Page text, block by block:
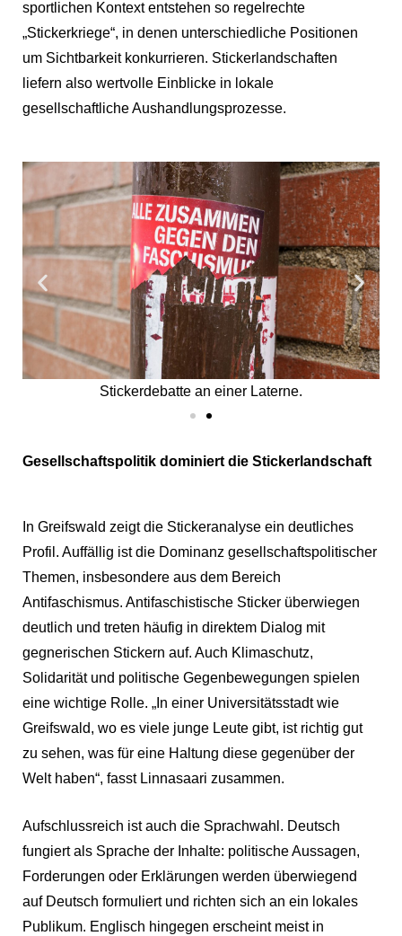
sportlichen Kontext entstehen so regelrechte
„Stickerkriege“, in denen unterschiedliche Positionen
um Sichtbarkeit konkurrieren. Stickerlandschaften
liefern also wertvolle Einblicke in lokale
gesellschaftliche Aushandlungsprozesse.
Stickerdebatte an einer Laterne.
Gesellschaftspolitik dominiert die Stickerlandschaft
In Greifswald zeigt die Stickeranalyse ein deutliches
Profil. Auffällig ist die Dominanz gesellschaftspolitischer
Themen, insbesondere aus dem Bereich
Antifaschismus. Antifaschistische Sticker überwiegen
deutlich und treten häufig in direktem Dialog mit
gegnerischen Stickern auf. Auch Klimaschutz,
Solidarität und politische Gegenbewegungen spielen
eine wichtige Rolle. „In einer Universitätsstadt wie
Greifswald, wo es viele junge Leute gibt, ist richtig gut
zu sehen, was für eine Haltung diese gegenüber der
Welt haben“, fasst Linnasaari zusammen.
Aufschlussreich ist auch die Sprachwahl. Deutsch
fungiert als Sprache der Inhalte: politische Aussagen,
Forderungen oder Erklärungen werden überwiegend
auf Deutsch formuliert und richten sich an ein lokales
Publikum. Englisch hingegen erscheint meist in